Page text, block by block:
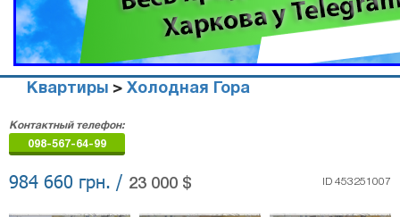
Квартиры > Холодная Гора
недвижимости
"Аверс"
Контактный телефон:
098-567-64-99
984 660 грн. / 23 000 $ ID 453251007